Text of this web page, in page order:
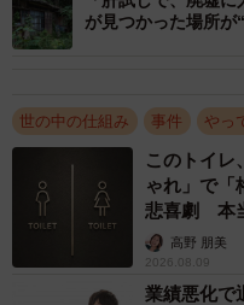
一方で、実際の管理が十
りません。この場合は「
法では、正当な理由なく
いた者や、入ることを禁
定めています。
ー警察が実際に動く境界
が見つかった場所
世の中の仕組み 事件 やっ
このトイレ
ゃれ」で「
悲喜劇 本
く…高野 朋美
2026.08.09
業績悪化で